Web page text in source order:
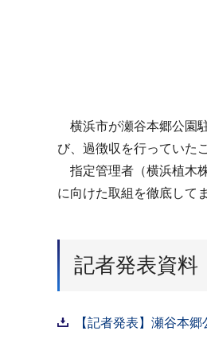
横浜市が瀬谷本郷公園
び、過徴収を行っていた
指定管理者（横浜植木
に向けた取組を徹底して
記者発表資料
【記者発表】瀬谷本